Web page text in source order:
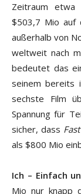
Zeitraum etwa
$503,7 Mio auf
außerhalb von
weltweit nach
bedeutet das
seinem bereits
sechste Film
Spannung für
sicher, dass
als $800 Mio
Ich – Einfach
Mio nur knapp